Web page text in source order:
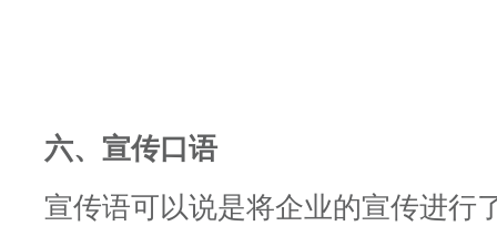
六、宣传口语
宣传语可以说是将企业的宣传进行